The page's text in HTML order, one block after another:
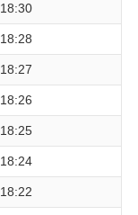
18:30
18:28
18:27
18:26
18:25
18:24
18:22